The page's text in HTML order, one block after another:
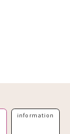
information